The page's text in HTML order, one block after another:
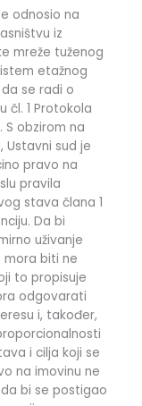
odnosio na
iz
mreže tuženog
etažnog
se radi o
čl. 1 Protokola
S obzirom na
Ustavni sud je
pravo na
pravila
stava člana 1
Da bi
uživanje
mora biti ne
to propisuje
odgovarati
i, također,
i cilja koji se
na imovinu ne
bi se postigao